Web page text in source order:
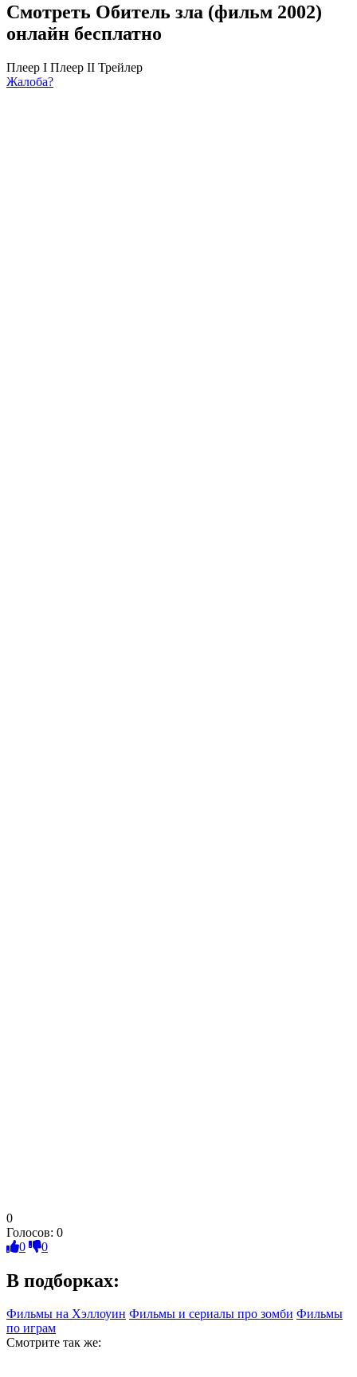
Смотреть Обитель зла (фильм 2002)
онлайн бесплатно
Плеер I Плеер II Трейлер
Жалоба?
0
Голосов: 0
0
0
В подборках:
Фильмы на Хэллоуин Фильмы и сериалы про зомби Фильмы
по играм
Смотрите так же: